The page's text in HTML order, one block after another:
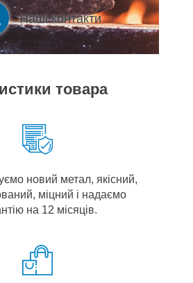
Наші контакти
товара
новий метал, якісний,
міцний і надаємо
на 12 місяців.